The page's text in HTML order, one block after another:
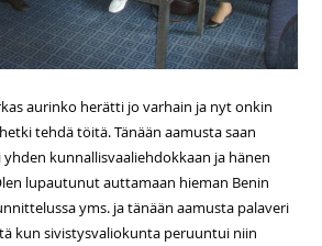
aurinko herätti jo varhain ja nyt onkin
tehdä töitä. Tänään aamusta saan
kunnallisvaaliehdokkaan ja hänen
lupautunut auttamaan hieman Benin
yms. ja tänään aamusta palaveri
kun sivistysvaliokunta peruuntui niin